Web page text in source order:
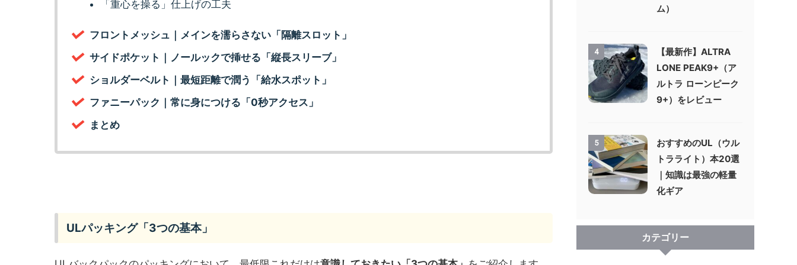
「重心を操る」仕上げの工夫
フロントメッシュ｜メインを濡らさない「隔離スロット」
サイドポケット｜ノールックで挿せる「縦長スリーブ」
ショルダーベルト｜最短距離で潤う「給水スポット」
ファニーパック｜常に身につける「0秒アクセス」
まとめ
ULパッキング「3つの基本」
ム）
4
【最新作】ALTRA
LONE PEAK9+（ア
ルトラ ローンピーク
9+）をレビュー
5
おすすめのUL（ウル
トラライト）本20選
｜知識は最強の軽量
化ギア
カテゴリー